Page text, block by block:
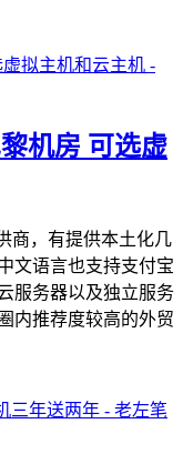
机房 可选虚
商，有提供本土化几
文语言也支持支付宝
服务器以及独立服务
内推荐度较高的外贸